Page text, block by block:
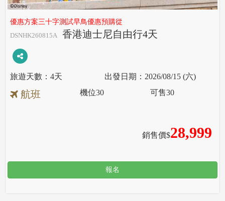
優惠方案三十字測試早鳥優惠預購從
DSNHK260815A
香港迪士尼自由行4天
4天 2026/08/15 (六)
航班
銷售價$28,999
機位30 可售30
報名